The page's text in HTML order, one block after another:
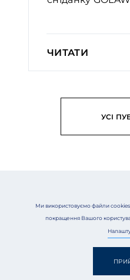
ЧИТАТИ
УСІ
Ми використовуємо файли
покращення Вашого